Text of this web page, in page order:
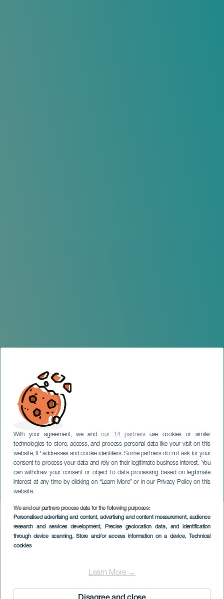
With your agreement, we andour 14 partnersuse cookies or similar
technologies to store, access, and process personal data like your visit on this
website, IP addresses and cookie identifiers. Some partners do not ask for your
consent to process your data and rely on their legitimate business interest. You
can withdraw your consent or object to data processing based on legitimate
interest at any time by clicking on “Learn More” or in our Privacy Policy on this
website.
We and our partners process data for the following purposes:
Personalised advertising and content, advertising and content measurement, audience
research and services development, Precise geolocation data, and identification
through device scanning, Store and/or access information on a device, Technical
cookies
Learn More →
Whitney Houston - Tribute
Show
TENERIFE
Imagen
Listado